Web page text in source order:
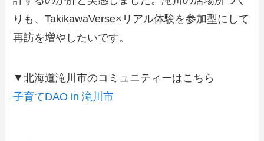
りも、TakikawaVerse×リアル体験を参加型にして
再訪を増やしたいです。
▼北海道滝川市のコミュニティーはこちら
子育てDAO in 滝川市